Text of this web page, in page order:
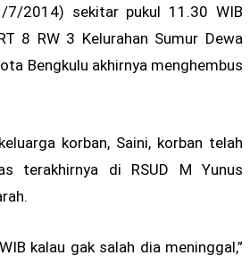
7/2014) sekitar pukul 11.30 WIB
8 RW 3 Kelurahan Sumur Dewa
Bengkulu akhirnya menghembus
korban, Saini, korban telah
terakhirnya di RSUD M Yunus
kalau gak salah dia meninggal,”